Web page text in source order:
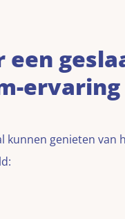
ervaring
genieten van